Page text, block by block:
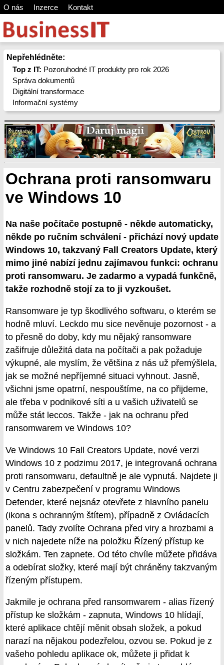
O nás Inzerce Kontakt
Nepřehlédněte:
Top z IT: Pozoruhodné IT produkty pro rok 2026
Správa dokumentů
Digitální transformace
Informační systémy
Ochrana proti ransomwaru
ve Windows 10
Na naše počítače postupně - někde automaticky,
někde po ručním schválení - přichází nový update
Windows 10, takzvaný Fall Creators Update, který
mimo jiné nabízí jednu zajímavou funkci: ochranu
proti ransomwaru. Je zadarmo a vypadá funkčně,
takže rozhodně stojí za to ji vyzkoušet.
Ransomware je typ škodlivého softwaru, o kterém se
hodně mluví. Leckdo mu sice nevěnuje pozornost - a
to přesně do doby, kdy mu nějaký ransomware
zašifruje důležitá data na počítači a pak požaduje
výkupné, ale myslím, že většina z nás už přemýšlela,
jak se možné nepříjemné situaci vyhnout. Jasně,
všichni jsme opatrní, nespouštíme, na co přijdeme,
ale třeba v podnikové síti a u vašich uživatelů se
může stát leccos. Takže - jak na ochranu před
ransomwarem ve Windows 10?
Ve Windows 10 Fall Creators Update, nové verzi
Windows 10 z podzimu 2017, je integrovaná ochrana
proti ransomwaru, defaultně je ale vypnutá. Najdete ji
v Centru zabezpečení v programu Windows
Defender, které nejsnáz otevřete z hlavního panelu
(ikona s ochranným štítem), případně z Ovládacích
panelů. Tady zvolíte Ochrana před viry a hrozbami a
v nich najedete níže na položku Řízený přístup ke
složkám. Ten zapnete. Od této chvíle můžete přidáva
a odebírat složky, které mají být chráněny takzvaným
řízeným přístupem.
Jakmile je ochrana před ransomwarem - alias řízený
přístup ke složkám - zapnuta, Windows 10 hlídají,
které aplikace chtějí měnit obsah složek, a pokud
narazí na nějakou podezřelou, ozvou se. Pokud je z
vašeho pohledu aplikace ok, můžete ji přidat k